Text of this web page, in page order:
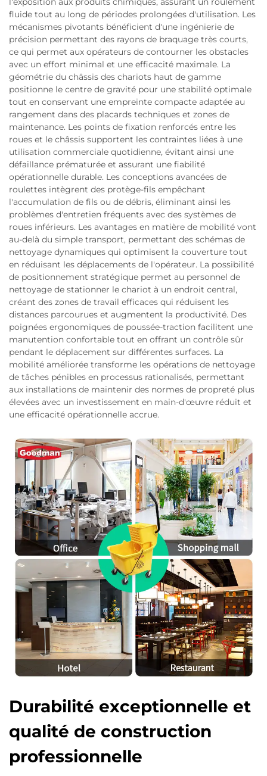
fluide tout au long de périodes prolongées d'utilisation. Les
mécanismes pivotants bénéficient d'une ingénierie de
précision permettant des rayons de braquage très courts,
ce qui permet aux opérateurs de contourner les obstacles
avec un effort minimal et une efficacité maximale. La
géométrie du châssis des chariots haut de gamme
positionne le centre de gravité pour une stabilité optimale
tout en conservant une empreinte compacte adaptée au
rangement dans des placards techniques et zones de
maintenance. Les points de fixation renforcés entre les
roues et le châssis supportent les contraintes liées à une
utilisation commerciale quotidienne, évitant ainsi une
défaillance prématurée et assurant une fiabilité
opérationnelle durable. Les conceptions avancées de
roulettes intègrent des protège-fils empêchant
l'accumulation de fils ou de débris, éliminant ainsi les
problèmes d'entretien fréquents avec des systèmes de
roues inférieurs. Les avantages en matière de mobilité vont
au-delà du simple transport, permettant des schémas de
nettoyage dynamiques qui optimisent la couverture tout
en réduisant les déplacements de l'opérateur. La possibilité
de positionnement stratégique permet au personnel de
nettoyage de stationner le chariot à un endroit central,
créant des zones de travail efficaces qui réduisent les
distances parcourues et augmentent la productivité. Des
poignées ergonomiques de poussée-traction facilitent une
manutention confortable tout en offrant un contrôle sûr
pendant le déplacement sur différentes surfaces. La
mobilité améliorée transforme les opérations de nettoyage
de tâches pénibles en processus rationalisés, permettant
aux installations de maintenir des normes de propreté plus
élevées avec un investissement en main-d'œuvre réduit et
une efficacité opérationnelle accrue.
Durabilité exceptionnelle et
qualité de construction
professionnelle